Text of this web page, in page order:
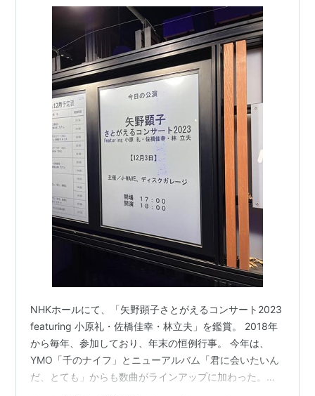
NHKホールにて、「矢野顕子さとがえるコンサート2023
featuring 小原礼・佐橋佳幸・林立夫」を鑑賞。 2018年
から毎年、参加しており、年末の恒例行事。 今年は、
YMO「千のナイフ」とニューアルバム「君に会いたいん
だ、とても」からも数曲がラインアップに加わった。